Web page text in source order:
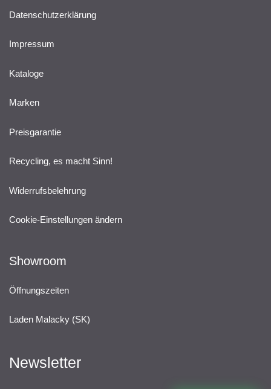
Datenschutzerklärung
Impressum
Kataloge
Marken
Preisgarantie
Recycling, es macht Sinn!
Widerrufsbelehrung
Cookie-Einstellungen ändern
Showroom
Öffnungszeiten
Laden Malacky (SK)
Newsletter